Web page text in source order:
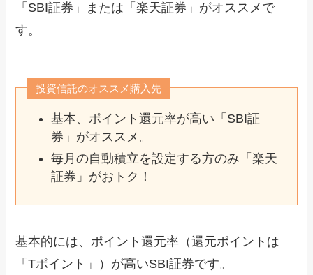
「SBI証券」または「楽天証券」がオススメで
す。
投資信託のオススメ購入先
基本、ポイント還元率が高い「SBI証
券」がオススメ。
毎月の自動積立を設定する方のみ「楽天
証券」がおトク！
基本的には、ポイント還元率（還元ポイントは
「Tポイント」）が高いSBI証券です。